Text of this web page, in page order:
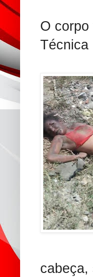
O
Técnica
cabeça,